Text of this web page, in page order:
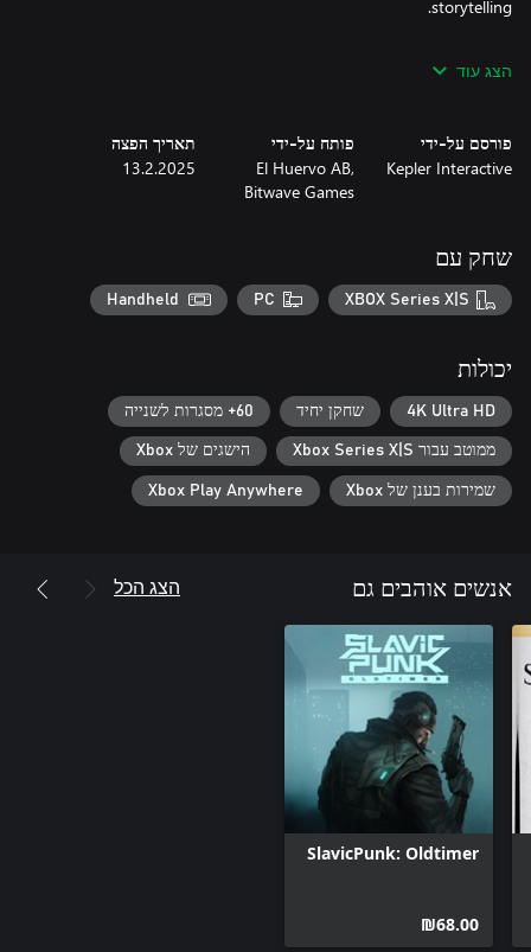
Experience brutal, intimate, close-quarter combat with cosmic
combat is juxtaposed with cultivating the greenery and tending
to plant life in The Sarcophagus, providing precious moments of
contemplation and peace. In turn, this grants deeper access to
The rich world of ULTROS holds many secrets for those curious
enough — and fearless enough — to seek them out. A unique
in the story, providing opportunities to unfold such secrets,
branching skill tree. Experiment with and master your own
specific fighting style as you explore the world of ULTROS. Each
loop brings you closer to the truth...
הצג עוד
פורסם על-ידי
Kepler Interactive
פותח על-ידי
El Huervo AB,
Bitwave Games
תאריך הפצה
13.2.2025
שחק עם
XBOX Series X|S
PC
Handheld
יכולות
4K Ultra HD שחקן יחיד 60+ מסגרות לשנייה
ממוטב עבור Xbox Series X|S הישגים של Xbox
שמירות בענן של Xbox Xbox Play Anywhere
אנשים אוהבים גם הצג הכל
SlavicPunk: Oldtimer
‪₪‎68.00‬